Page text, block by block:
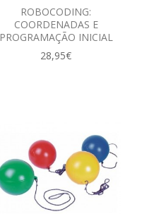
ROBOCODING:
COORDENADAS E
PROGRAMAÇÃO INICIAL
28,95€